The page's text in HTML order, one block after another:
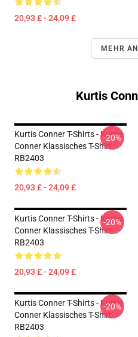
20,93 £ - 24,09 £
MEHR
Kurtis
Kurtis Conner T-Shirts - Kurtis
Conner Klassisches T-Shirt
RB2403
20,93 £ - 24,09 £
-20%
Kurtis Conner T-Shirts - Kurtis
Conner Klassisches T-Shirt
RB2403
20,93 £ - 24,09 £
-20%
Kurtis Conner T-Shirts - Kurtis
Conner Klassisches T-Shirt
RB2403
-20%